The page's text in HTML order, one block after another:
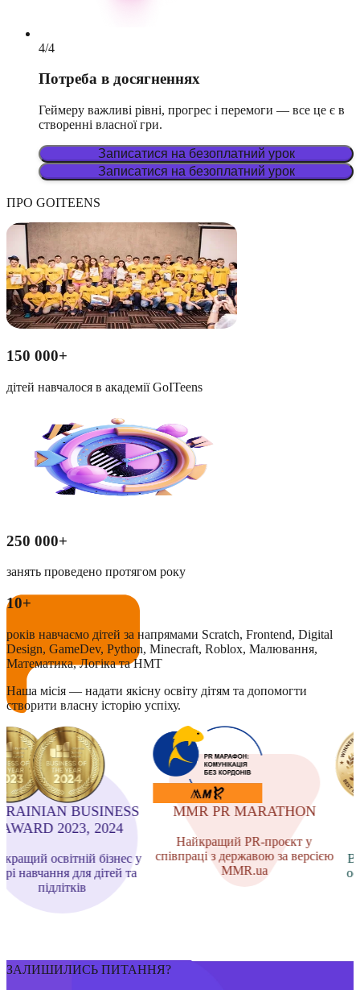
4/4
Потреба в досягненнях
Геймеру важливі рівні, прогрес і перемоги — все це є в
створенні власної гри.
Записатися на безоплатний урок
Записатися на безоплатний урок
ПРО GOITEENS
150 000+
дітей навчалося в академії GoITeens
250 000+
занять проведено протягом року
10+
років навчаємо дітей за напрямами Scratch, Frontend, Digital
Design, GameDev, Python, Minecraft, Roblox, Малювання,
Математика, Логіка та НМТ
Наша місія — надати якісну освіту дітям та допомогти
створити власну історію успіху.
BUSINESS
2023, 2024
освітній бізнес у
навчання для дітей та
підлітків
MMR PR MARATHON
Найкращий PR-проєкт у
співпраці з державою за версією
MMR.ua
ЗАЛИШИЛИСЬ ПИТАННЯ?